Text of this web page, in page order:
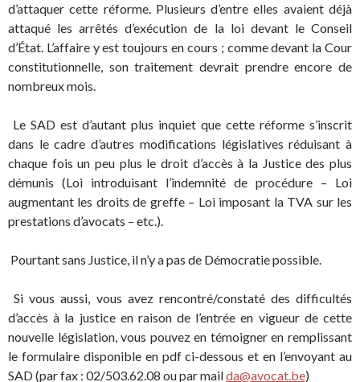
d’attaquer cette réforme. Plusieurs d’entre elles avaient déjà
attaqué les arrêtés d’exécution de la loi devant le Conseil
d’État. L’affaire y est toujours en cours ; comme devant la Cour
constitutionnelle, son traitement devrait prendre encore de
nombreux mois.
Le SAD est d’autant plus inquiet que cette réforme s’inscrit
dans le cadre d’autres modifications législatives réduisant à
chaque fois un peu plus le droit d’accès à la Justice des plus
démunis (Loi introduisant l’indemnité de procédure – Loi
augmentant les droits de greffe – Loi imposant la TVA sur les
prestations d’avocats – etc.).
Pourtant sans Justice, il n’y a pas de Démocratie possible.
Si vous aussi, vous avez rencontré/constaté des difficultés
d’accès à la justice en raison de l’entrée en vigueur de cette
nouvelle législation, vous pouvez en témoigner en remplissant
le formulaire disponible en pdf ci-dessous et en l’envoyant au
SAD (par fax : 02/503.62.08 ou par mailda@avocat.be)